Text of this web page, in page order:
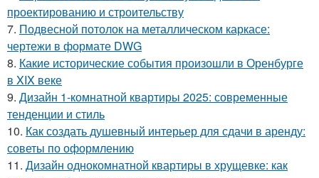
проектированию и строительству
7. Подвесной потолок на металлическом каркасе:
чертежи в формате DWG
8. Какие исторические события произошли в Оренбурге
в XIX веке
9. Дизайн 1-комнатной квартиры 2025: современные
тенденции и стиль
10. Как создать душевный интерьер для сдачи в аренду:
советы по оформлению
11. Дизайн однокомнатной квартиры в хрущевке: как